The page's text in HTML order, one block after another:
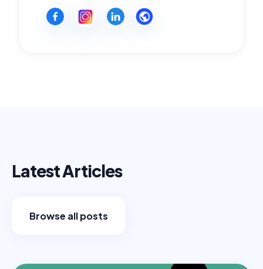
Latest Articles
Browse all posts